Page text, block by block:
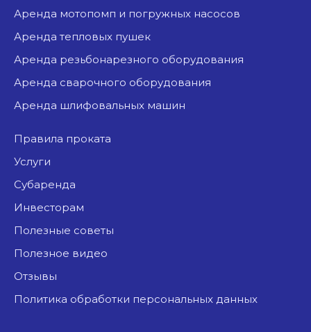
аренда мотопомп и погружных насосов
аренда тепловых пушек
аренда резьбонарезного оборудования
аренда сварочного оборудования
аренда шлифовальных машин
Правила проката
Услуги
Субаренда
Инвесторам
Полезные советы
Полезное видео
Отзывы
Политика обработки персональных данных